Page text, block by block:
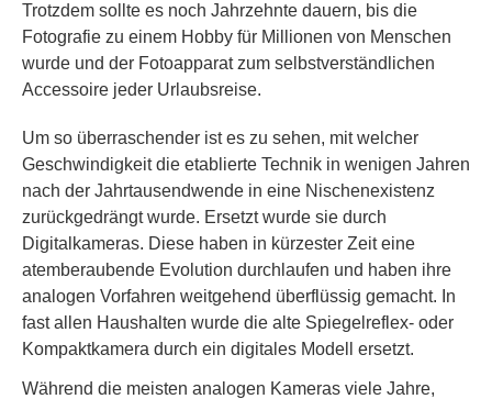
Trotzdem sollte es noch Jahrzehnte dauern, bis die
Fotografie zu einem Hobby für Millionen von Menschen
wurde und der Fotoapparat zum selbstverständlichen
Accessoire jeder Urlaubsreise.
Um so überraschender ist es zu sehen, mit welcher
Geschwindigkeit die etablierte Technik in wenigen Jahren
nach der Jahrtausendwende in eine Nischenexistenz
zurückgedrängt wurde. Ersetzt wurde sie durch
Digitalkameras. Diese haben in kürzester Zeit eine
atemberaubende Evolution durchlaufen und haben ihre
analogen Vorfahren weitgehend überflüssig gemacht. In
fast allen Haushalten wurde die alte Spiegelreflex- oder
Kompaktkamera durch ein digitales Modell ersetzt.
Während die meisten analogen Kameras viele Jahre,